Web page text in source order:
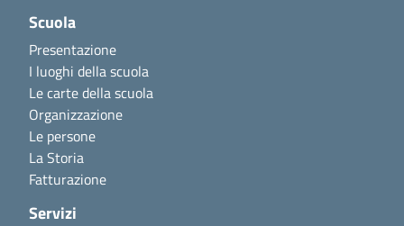
Scuola
Presentazione
I luoghi della scuola
Le carte della scuola
Organizzazione
Le persone
La Storia
Fatturazione
Servizi